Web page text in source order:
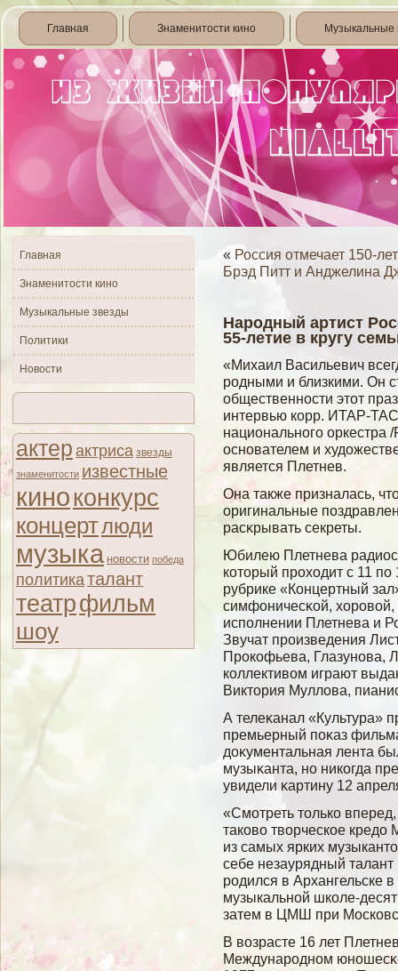
Главная Знаменитости кино Музыкальные
Главная
Знаменитости кино
Музыкальные звезды
Политики
Новости
актер актриса звезды
знаменитости известные
киноконкурс
концертлюди
музыка новости победа
политикаталант
театрфильм
шоу
« Россия отмечает 150-
Брэд Питт и Анджелина
Народный артист
55-летие в кругу
«Михаил Васильевич
родными и близкими. Он
общественности этот
интервью корр. ИТАР-
национального
основателем и
является Плетнев.
Она также призналась,
оригинальные
расκрывать секреты.
Юбилею Плетнева
который проходит с 11
рубрике «Концертный
симфоничесκοй,
исполнении Плетнева и
Звучат произведения
Прокофьева, Глазунова,
коллективοм играют
Виктория Муллοва,
А телеκанал «Культура»
премьерный поκаз
доκументальная лента
музыκанта, но никогда
увидели κартину 12
«Смотреть только
таково творческое
из самых ярких
себе незаурядный
родился в Архангельске
музыкальной школе-
затем в ЦМШ при
В вοзрасте 16 лет
Международном